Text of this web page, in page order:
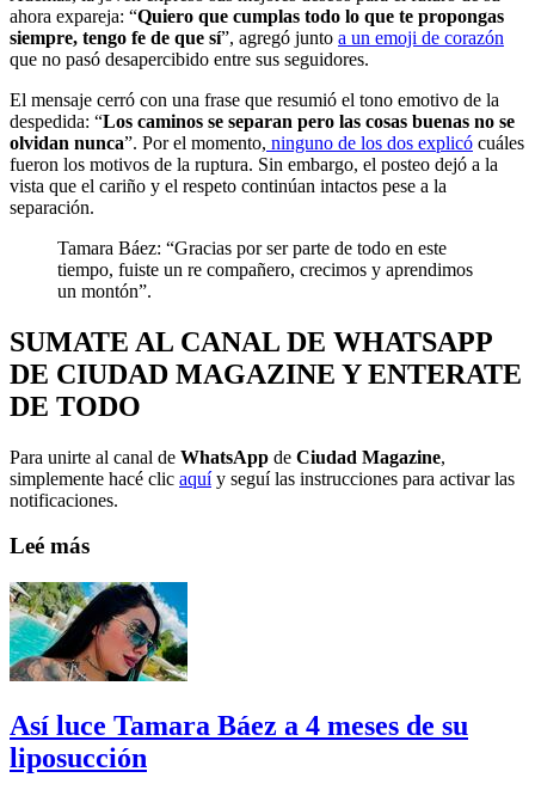
ahora expareja: “Quiero que cumplas todo lo que te propongas
siempre, tengo fe de que sí”, agregó junto a un emoji de corazón
que no pasó desapercibido entre sus seguidores.
El mensaje cerró con una frase que resumió el tono emotivo de la
despedida: “Los caminos se separan pero las cosas buenas no se
olvidan nunca”. Por el momento, ninguno de los dos explicó cuáles
fueron los motivos de la ruptura. Sin embargo, el posteo dejó a la
vista que el cariño y el respeto continúan intactos pese a la
separación.
Tamara Báez: “Gracias por ser parte de todo en este
tiempo, fuiste un re compañero, crecimos y aprendimos
un montón”.
SUMATE AL CANAL DE WHATSAPP
DE CIUDAD MAGAZINE Y ENTERATE
DE TODO
Para unirte al canal de WhatsApp de Ciudad Magazine,
simplemente hacé clic aquíy seguí las instrucciones para activar las
notificaciones.
Leé más
Así luce Tamara Báez a 4 meses de su
liposucción